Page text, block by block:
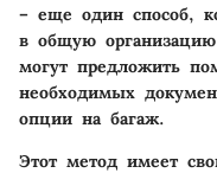
– еще один способ,
в общую
могут предложить
необходимых
опции на багаж.
Этот метод имеет